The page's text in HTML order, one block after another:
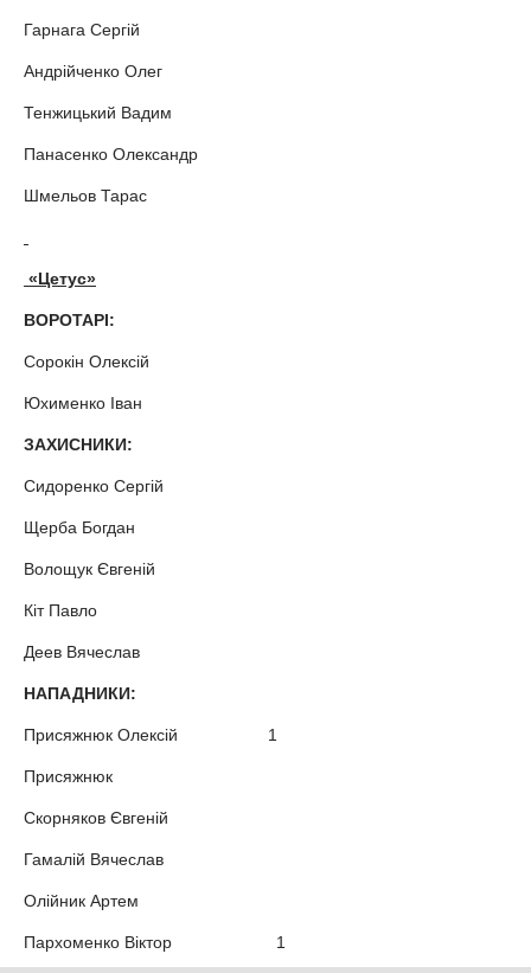
Гарнага Сергій
Андрійченко Олег
Тенжицький Вадим
Панасенко Олександр
Шмельов Тарас
«Цетус»
ВОРОТАРІ:
Сорокін Олексій
Юхименко Іван
ЗАХИСНИКИ:
Сидоренко Сергій
Щерба Богдан
Волощук Євгеній
Кіт Павло
Деев Вячеслав
НАПАДНИКИ:
Присяжнюк Олексій 1
Присяжнюк
Скорняков Євгеній
Гамалій Вячеслав
Олійник Артем
Пархоменко Віктор 1